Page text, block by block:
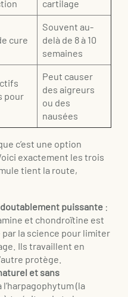
cartilage
cure
Souvent au-
delà de 8 à 10
semaines
pour
Peut causer
des aigreurs
ou des
nausées
c’est une option
exactement les trois
tient la route,
puissante :
et chondroïtine est
la science pour limiter
Ils travaillent en
protège.
et sans
l’harpagophytum (la